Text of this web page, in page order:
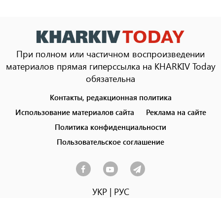
При полном или частичном воспроизведении
материалов прямая гиперссылка на KHARKIV Today
обязательна
menu
Контакты, редакционная политика
Использование материалов сайта
Реклама на сайте
Политика конфиденциальности
Пользовательское соглашение
УКР| РУС